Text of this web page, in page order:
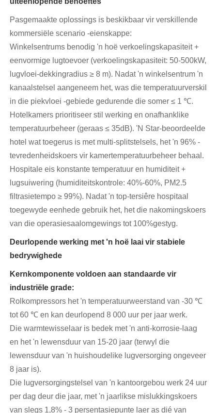
Pasgemaakte oplossings is beskikbaar vir verskillende
kommersiële scenario -eienskappe:
Winkelsentrums benodig 'n hoë verkoelingskapasiteit +
eenvormige lugtoevoer (verkoelingskapasiteit: 50-500kW,
lugvloei-dekkingradius ≥ 8 m). Nadat 'n winkelsentrum 'n
kanaalstelsel aangeneem het, was die temperatuurverskil
in die piekvloei -gebiede gedurende die somer ≤ 1 ℃.
Hotelkamers prioritiseer stil werking en onafhanklike
temperatuurbeheer (geraas ≤ 35dB). 'N Star-beoordeelde
hotel wat toegerus is met multi-splitstelsels, het 'n 96% -
tevredenheidskoers vir kamertemperatuurbeheer behaal.
Hospitale eis konstante temperatuur en humiditeit +
lugsuiwering (humiditeitskontrole: 40%-60%, PM2.5
filtrasietempo ≥ 99%). Nadat 'n top-tersiêre hospitaal
toegewyde eenhede gebruik het, het die nakomingskoers
van die operasiesaalomgewings tot 100%gestyg.
Deurlopende werking met 'n hoë laai vir stabiele
bedrywighede
Kernkomponente voldoen aan standaarde vir
industriële grade:
Rolkompressors het 'n temperatuurweerstand van -30 ℃
tot 60 ℃ en kan deurlopend 8 000 uur per jaar werk.
Die warmtewisselaar is bedek met 'n anti-korrosie-laag
en het 'n lewensduur van 15-20 jaar (terwyl die
lewensduur van 'n huishoudelike lugversorging ongeveer
8 jaar is).
Die lugversorgingstelsel van 'n kantoorgebou werk 24 uur
per dag deur die jaar, met 'n jaarlikse mislukkingskoers
van slegs 1,8% - 3 persentasiepunte laer as dié van